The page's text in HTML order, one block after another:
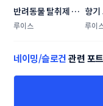
반려동물 탈취제 제
품 브랜드 네이밍
루이스
향기
콘테
루이
네이밍/슬로건관련 포